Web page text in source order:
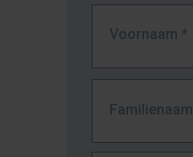
Voornaam *
Familienaam